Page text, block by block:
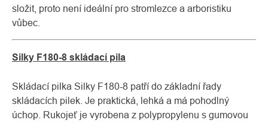
složit, proto není ideální pro stromlezce a arboristiku
vůbec.
Silky F180-8 skládací pila
Skládací pilka Silky F180-8 patří do základní řady
skládacích pilek. Je praktická, lehká a má pohodlný
úchop. Rukojeť je vyrobena z polypropylenu s gumovou